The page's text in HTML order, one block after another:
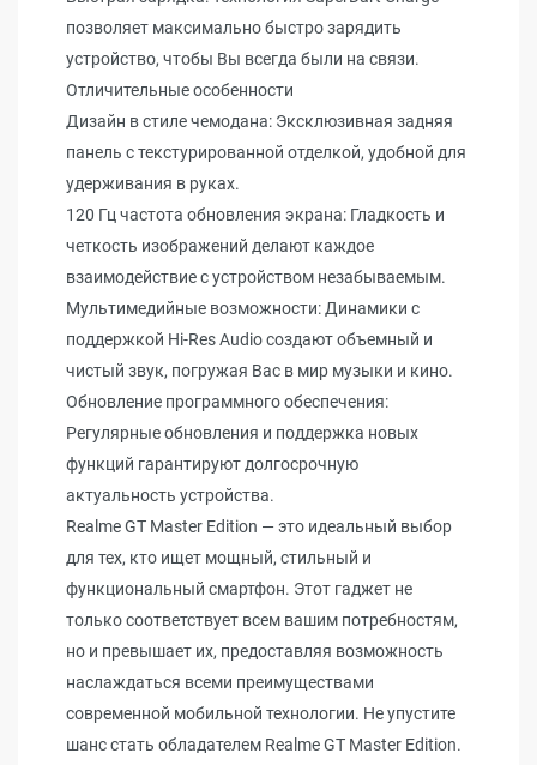
позволяет максимально быстро зарядить
устройство, чтобы Вы всегда были на связи.
Отличительные особенности
Дизайн в стиле чемодана: Эксклюзивная задняя
панель с текстурированной отделкой, удобной для
удерживания в руках.
120 Гц частота обновления экрана: Гладкость и
четкость изображений делают каждое
взаимодействие с устройством незабываемым.
Мультимедийные возможности: Динамики с
поддержкой Hi-Res Audio создают объемный и
чистый звук, погружая Вас в мир музыки и кино.
Обновление программного обеспечения:
Регулярные обновления и поддержка новых
функций гарантируют долгосрочную
актуальность устройства.
Realme GT Master Edition — это идеальный выбор
для тех, кто ищет мощный, стильный и
функциональный смартфон. Этот гаджет не
только соответствует всем вашим потребностям,
но и превышает их, предоставляя возможность
наслаждаться всеми преимуществами
современной мобильной технологии. Не упустите
шанс стать обладателем Realme GT Master Edition.